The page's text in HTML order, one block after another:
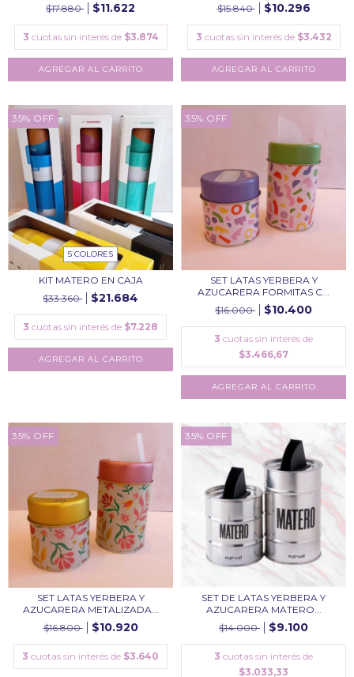
$17.880
$11.622
3 cuotas sin interés de $3.874
$15.840
$10.296
3 cuotas sin interés de $3.432
35% OFF
5 COLORES
KIT MATERO EN CAJA
$33.360
$21.684
3 cuotas sin interés de $7.228
AGREGAR AL CARRITO
35% OFF
SET LATAS YERBERA Y
AZUCARERA FORMITAS C...
$16.000
$10.400
3 cuotas sin interés de
$3.466,67
35% OFF
SET LATAS YERBERA Y
AZUCARERA METALIZADA...
$16.800
$10.920
3 cuotas sin interés de $3.640
35% OFF
SET DE LATAS YERBERA Y
AZUCARERA MATERO...
$14.000
$9.100
3 cuotas sin interés de
$3.033,33